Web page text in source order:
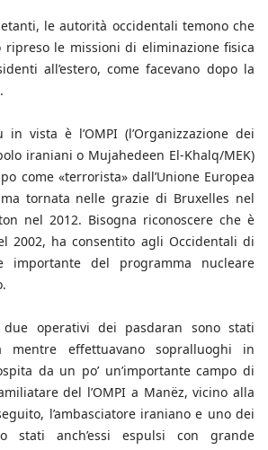
le autorità occidentali temono che
le missioni di eliminazione fisica
all’estero, come facevano dopo la
in vista è l’OMPI (l’Organizzazione dei
iraniani o Mujahedeen El-Khalq/MEK)
come «terrorista» dall’Unione Europea
tornata nelle grazie di Bruxelles nel
nel 2012. Bisogna riconoscere che è
2002, ha consentito agli Occidentali di
importante del programma nucleare
due operativi dei pasdaran sono stati
mentre effettuavano sopralluoghi in
da un po’ un’importante campo di
del l’OMPI a Manëz, vicino alla
l’ambasciatore iraniano e uno dei
stati anch’essi espulsi con grande